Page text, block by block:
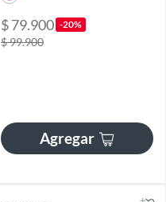
$ 79.900 -20%
$ 99.900
Agregar